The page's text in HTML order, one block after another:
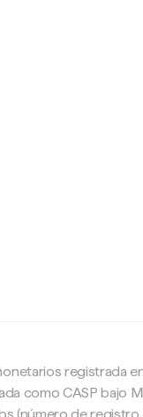
registrada
como CASP bajo